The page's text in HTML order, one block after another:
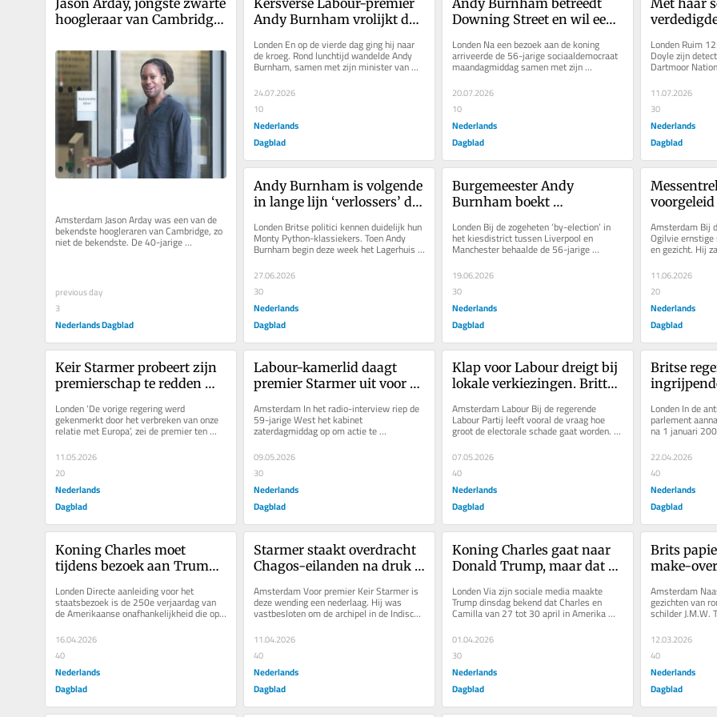
hoogleraar van Cambridge,
beschuldigingen van
plagiaat en onwaarheden
Amsterdam Jason Arday was een van de
bekendste hoogleraren van Cambridge, zo
niet de bekendste. De 40-jarige
onderwijssocioloog was ook de...
previous day
3
Nederlands Dagblad
Andy Burnham vrolijkt de
cavalerie is in aantocht’
Londen En op de vierde dag ging hij naar
de kroeg. Rond lunchtijd wandelde Andy
Burnham, samen met zijn minister van
Financiën, donderdag de Hare Inn...
24.07.2026
10
Nederlands
Dagblad
Downing Street en wil een
zijn voorganger
Londen Na een bezoek aan de koning
arriveerde de 56-jarige sociaaldemocraat
maandagmiddag samen met zijn
Nederlandse vrouw Marie-France van Heel
bij...
20.07.2026
10
Nederlands
Dagblad
rechts
veel
Londen Ruim
Doyle zijn
Dartmoor
11.07.2026
30
Nederlands
Dagblad
Andy Burnham is volgende
in lange lijn ‘verlossers’ die
Koninkrijk wil vlottrekken
Londen Britse politici kennen duidelijk hun
Monty Python-klassiekers. Toen Andy
Burnham begin deze week het Lagerhuis
binnenliep om te worden beëdigd...
27.06.2026
30
Nederlands
Dagblad
Burgemeester Andy
Burnham boekt
premier Keir Starmer nu
uitdagen
Londen Bij de zogeheten ‘by-election’ in
het kiesdistrict tussen Liverpool en
Manchester behaalde de 56-jarige
Burnham bijna 55 procent van de...
19.06.2026
30
Nederlands
Dagblad
geweld
Amsterdam Bij
Ogilvie
en gezicht. Hij
De familie van
11.06.2026
20
Nederlands
Dagblad
Keir Starmer probeert zijn
premierschap te redden
in het ‘hart van Europa’
Londen ‘De vorige regering werd
gekenmerkt door het verbreken van onze
relatie met Europa’, zei de premier ten
overstaan van enthousiast klappende...
11.05.2026
20
Nederlands
Dagblad
Labour-kamerlid daagt
premier Starmer uit voor
partij
Amsterdam In het radio-interview riep de
59-jarige West het kabinet
zaterdagmiddag op om actie te
ondernemen tegen de geplaagde premier.
Als dat niet...
09.05.2026
30
Nederlands
Dagblad
Klap voor Labour dreigt bij
lokale verkiezingen. Britten
Greens en Reform UK
Amsterdam Labour Bij de regerende
Labour Partij leeft vooral de vraag hoe
groot de electorale schade gaat worden. Er
wordt rekening gehouden met een...
07.05.2026
40
Nederlands
Dagblad
Britse
Londen In de
parlement
na 1 januari
22.04.2026
40
Nederlands
Dagblad
Koning Charles moet
tijdens bezoek aan Trump
relatie verbeteren
Londen Directe aanleiding voor het
staatsbezoek is de 250e verjaardag van
de Amerikaanse onafhankelijkheid die op
4 juli wordt gevierd. Charles is de...
16.04.2026
40
Nederlands
Dagblad
Starmer staakt overdracht
Chagos-eilanden na druk
was stommiteit’
Amsterdam Voor premier Keir Starmer is
deze wending een nederlaag. Hij was
vastbesloten om de archipel in de Indische
Oceaan aan Mauritius te geven,...
11.04.2026
40
Nederlands
Dagblad
Koning Charles gaat naar
Donald Trump, maar dat
weerstand op
Londen Via zijn sociale media maakte
Trump dinsdag bekend dat Charles en
Camilla van 27 tot 30 april in Amerika
zijn, met ‘een prachtig banket’ in...
01.04.2026
30
Nederlands
Dagblad
Brits
make-
bever, das
Amsterdam
gezichten van
schilder J.M.W.
zien op het...
12.03.2026
40
Nederlands
Dagblad